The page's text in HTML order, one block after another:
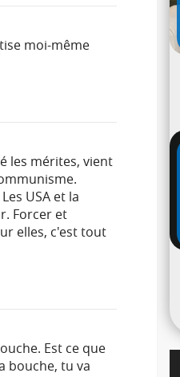
moi-même
les mérites, vient
USA et la
Forcer et
elles, c'est tout
Est ce que
bouche, tu va